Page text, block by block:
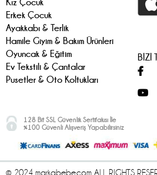
Kız Çocuk
Erkek Çocuk
Ayakkabı & Terlik
Hamile Giyim & Bakım Ürünleri
Oyuncak & Eğitim
Ev Tekstili & Çantalar
Pusetler & Oto Koltukları
BİZİ
128 Bit SSL Güvenlik Sertifakısı İle
%100 Güvenli Alışveriş Yapabilirsiniz
© 2024 markabebe.com ALL RIGHTS